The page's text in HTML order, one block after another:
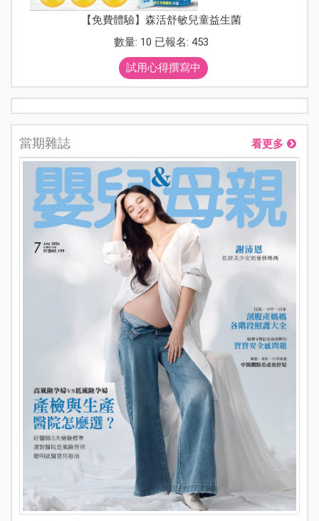
【免費體驗】森活舒敏兒童益生菌
數量: 10 已報名: 453
試用心得撰寫中
當期雜誌 看更多